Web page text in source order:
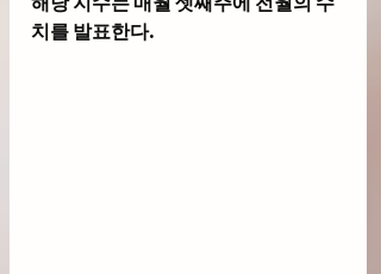
치를 발표한다.